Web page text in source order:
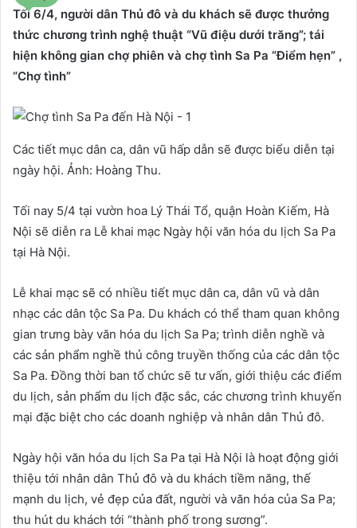
Tối 6/4, người dân Thủ đô và du khách sẽ được thưởng
thức chương trình nghệ thuật “Vũ điệu dưới trăng”; tái
hiện không gian chợ phiên và chợ tình Sa Pa “Điểm hẹn” ,
“Chợ tình”
Các tiết mục dân ca, dân vũ hấp dẫn sẽ được biểu diễn tại
ngày hội. Ảnh: Hoàng Thu.
Tối nay 5/4 tại vườn hoa Lý Thái Tổ, quận Hoàn Kiếm, Hà
Nội sẽ diễn ra Lễ khai mạc Ngày hội văn hóa du lịch Sa Pa
tại Hà Nội.
Lễ khai mạc sẽ có nhiều tiết mục dân ca, dân vũ và dân
nhạc các dân tộc Sa Pa. Du khách có thể tham quan không
gian trưng bày văn hóa du lịch Sa Pa; trình diễn nghề và
các sản phẩm nghề thủ công truyền thống của các dân tộc
Sa Pa. Đồng thời ban tổ chức sẽ tư vấn, giới thiệu các điểm
du lịch, sản phẩm du lịch đặc sắc, các chương trình khuyến
mại đặc biệt cho các doanh nghiệp và nhân dân Thủ đô.
Ngày hội văn hóa du lịch Sa Pa tại Hà Nội là hoạt động giới
thiệu tới nhân dân Thủ đô và du khách tiềm năng, thế
mạnh du lịch, vẻ đẹp của đất, người và văn hóa của Sa Pa;
thu hút du khách tới “thành phố trong sương”.